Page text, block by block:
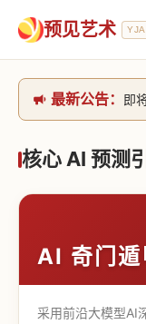
预见艺术
最新公告：
核心 AI 预测
AI 奇门遁
采用前沿大模型AI